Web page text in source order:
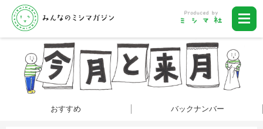
おすすめ バックナンバー